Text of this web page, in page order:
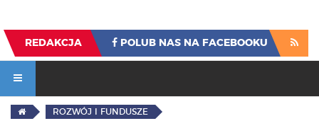
REDAKCJA POLUB NAS NA FACEBOOKU
ROZWÓJ I FUNDUSZE